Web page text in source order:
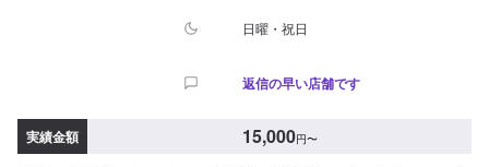
日曜・祝日
返信の早い店舗です
実績金額 15,000円〜